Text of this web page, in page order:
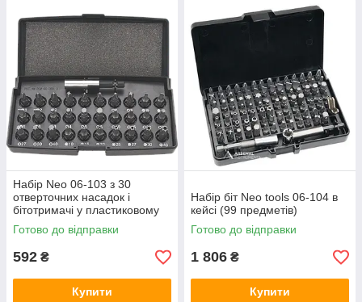
Наш магазин пропонує найпопулярніші, так і рідкісні види
насадок.
Якщо необхідна додаткова консультація по насадкам Ви
можете замовити зворотній дзвінок продавця або самостійно
зателефонувати нам, ми постараємося допомогти з вибором
необхідної біти.
Перед покупкою скористайтеся можливістю отримання
знижки 5%. Для цього достатньо підписатися на одне з
наших спільнот в соціальних мережах. Посилання на них
знаходяться в нижній частині сайту.
Набір Neo 06-103 з 30
отверточних насадок і
бітотримачі у пластиковому
кейсі
Готово до відправки
592 ₴
Купити
Набір біт Neo tools 06-104 в
кейсі (99 предметів)
Готово до відправки
1 806 ₴
Купити